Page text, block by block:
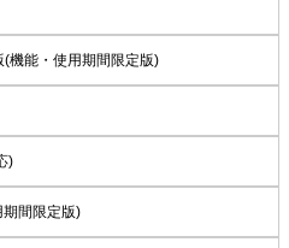
機能・使用期間限定版)
)
間限定版)